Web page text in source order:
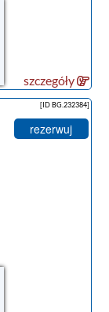
szczegóły
[ID BG.232384]
rezerwuj